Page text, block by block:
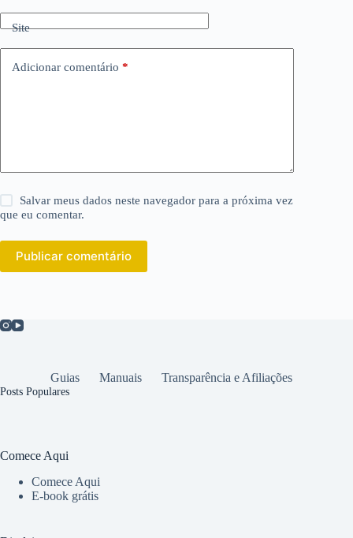
Site
Adicionar comentário *
Salvar meus dados neste navegador para a próxima vez
que eu comentar.
Publicar comentário
Guias Manuais Transparência e Afiliações
Posts Populares
Comece Aqui
Comece Aqui
E-book grátis